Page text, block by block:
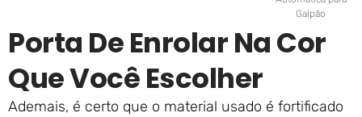
Galpão
Porta De Enrolar Na Cor
Que Você Escolher
Ademais, é certo que o material usado é fortificado